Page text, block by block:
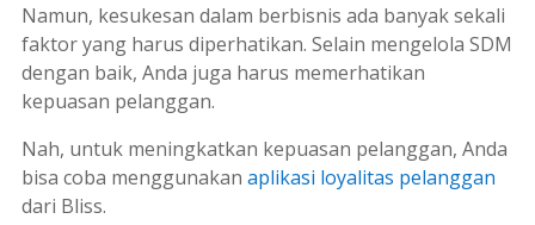
Namun, kesukesan dalam berbisnis ada banyak sekali
faktor yang harus diperhatikan. Selain mengelola SDM
dengan baik, Anda juga harus memerhatikan
kepuasan pelanggan.
Nah, untuk meningkatkan kepuasan pelanggan, Anda
bisa coba menggunakan aplikasi loyalitas pelanggan
dari Bliss.